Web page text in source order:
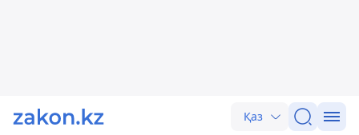
Қаз